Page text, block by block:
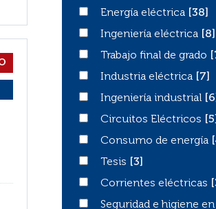
Energía eléctrica
Energía eléctrica
[38]
Ingeniería eléctrica
Ingeniería eléctrica
[8]
Trabajo final de grado
Trabajo final de grado
Industria eléctrica
Industria eléctrica
[7]
Ingeniería industrial
Ingeniería industrial
[6]
Circuitos Eléctricos
Circuitos Eléctricos
[5]
Consumo de energía
Consumo de energía
TesisTesis
[3]
Corrientes eléctricas
Corrientes eléctricas
Seguridad e higiene en el
Seguridad e higiene